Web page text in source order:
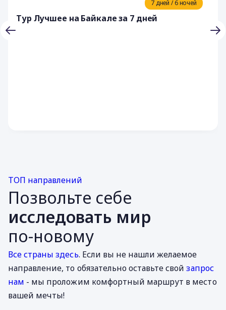
7 дней / 6 ночей
Тур Лучшее на Байкале за 7 дней
ТОП направлений
Позвольте себе
исследовать мир
по-новому
Все страны здесь. Если вы не нашли желаемое
направление, то обязательно оставьте свойзапрос
нам - мы проложим комфортный маршрут в место
вашей мечты!